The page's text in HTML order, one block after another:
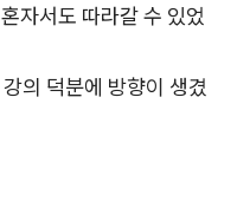
자서도 따라갈 수 있었
의 덕분에 방향이 생겼